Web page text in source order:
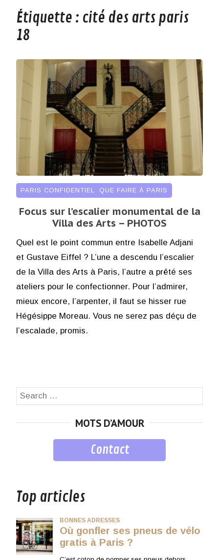
Étiquette : cité des arts paris
18
PARIS CONFIDENTIEL QUE FAIRE À PARIS
Focus sur l’escalier monumental de la
Villa des Arts – PHOTOS
Quel est le point commun entre Isabelle Adjani
et Gustave Eiffel ? L’une a descendu l’escalier
de la Villa des Arts à Paris, l’autre a prêté ses
ateliers pour le confectionner. Pour l’admirer,
mieux encore, l’arpenter, il faut se hisser rue
Hégésippe Moreau. Vous ne serez pas déçu de
l’escalade, promis.
Search
MOTS D’AMOUR
Contact
Top articles